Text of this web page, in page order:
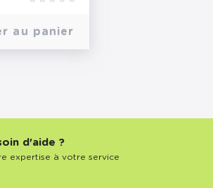
au panier
d'aide ?
expertise à votre service